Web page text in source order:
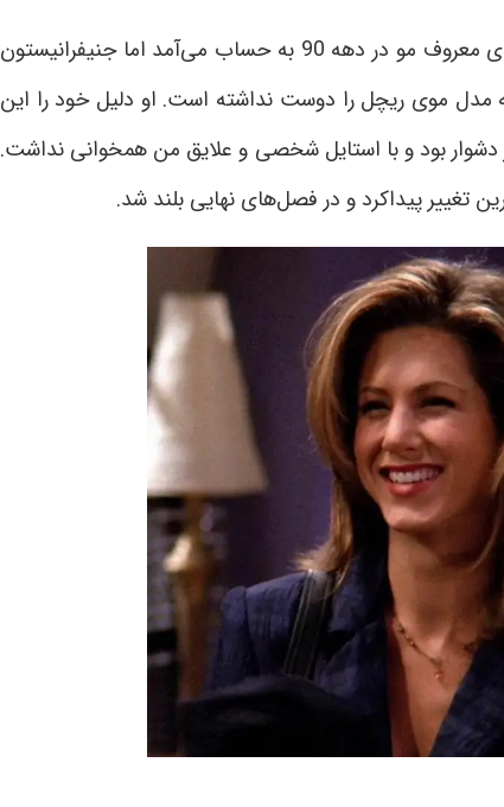
مدل موی کوتاه اولیه ریچل گرین یکی از مدهای معروف مو در دهه 90 به حساب می‌آمد اما جنیفرانیستون
گفت که مدل موی ریچل را دوست نداشته است. او دلیل خود را این
دشوار بود و با استایل شخصی و علایق من همخوانی نداشت.
تغییر پیداکرد و در فصل‌های نهایی بلند شد.